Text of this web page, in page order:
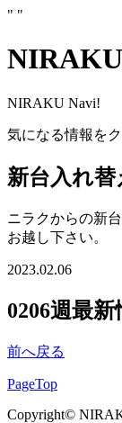
" "
NIRAKU
NIRAKU Navi!
気になる情報をク
新台入れ替
ニラクからの新
お越し下さい。
2023.02.06
0206週最
前へ戻る
PageTop
Copyright©